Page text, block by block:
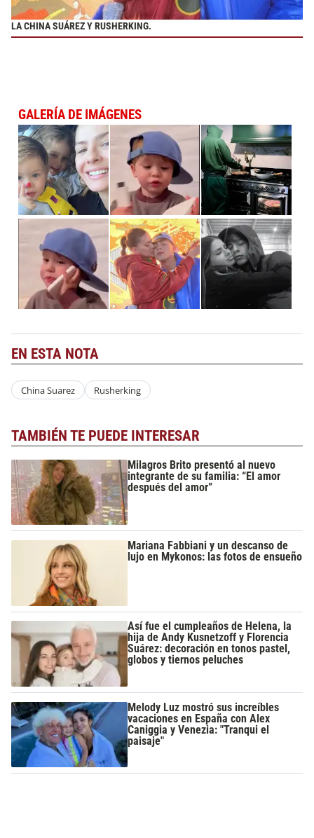
LA CHINA SUÁREZ Y RUSHERKING.
GALERÍA DE IMÁGENES
EN ESTA NOTA
China Suarez Rusherking
TAMBIÉN TE PUEDE INTERESAR
Milagros Brito presentó al nuevo
integrante de su familia: “El amor
después del amor”
Mariana Fabbiani y un descanso de
lujo en Mykonos: las fotos de ensueño
Así fue el cumpleaños de Helena, la
hija de Andy Kusnetzoff y Florencia
Suárez: decoración en tonos pastel,
globos y tiernos peluches
Melody Luz mostró sus increíbles
vacaciones en España con Alex
Caniggia y Venezia: "Tranqui el
paisaje"